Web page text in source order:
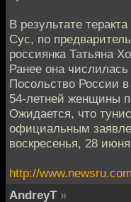
В результате
Сус, по
россиянка Татьяна
Ранее она
Посольство России
54-летней женщины
Ожидается, что
официальным
воскресенья, 28
http://
AndreyT »